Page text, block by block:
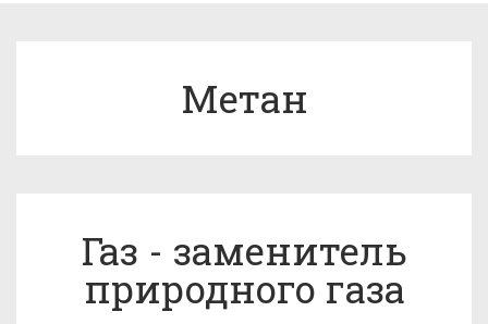
Метан
Газ - заменитель
природного газа